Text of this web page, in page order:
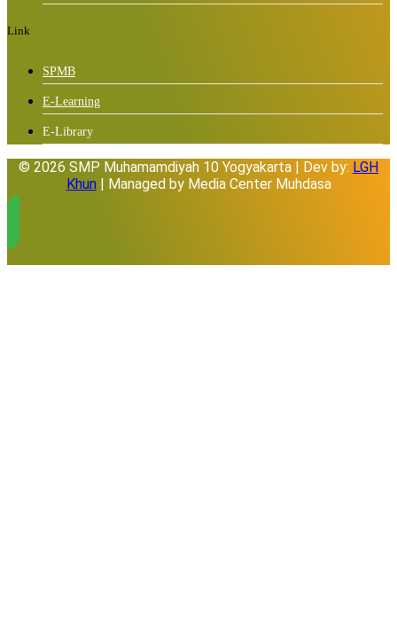
Link
SPMB
E-Learning
E-Library
© 2026 SMP Muhamamdiyah 10 Yogyakarta | Dev by: LGH
Khun| Managed by Media Center Muhdasa